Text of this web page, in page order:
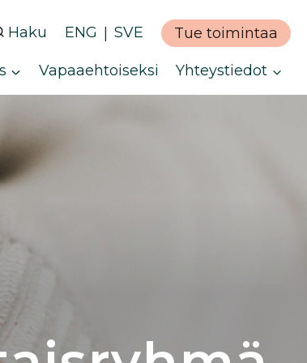
Haku ENG SVE Tue toimintaa
Vapaaehtoiseksi Yhteystiedot